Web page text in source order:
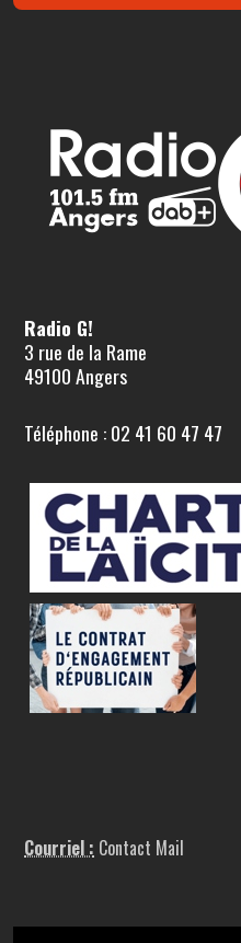
Radio G!
3 rue de la Rame
49100 Angers
Téléphone : 02 41 60 47 47
Courriel : Contact Mail